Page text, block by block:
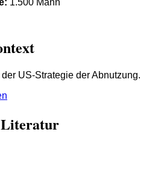
: 1.500 Mann
US-Strategie der Abnutzung.